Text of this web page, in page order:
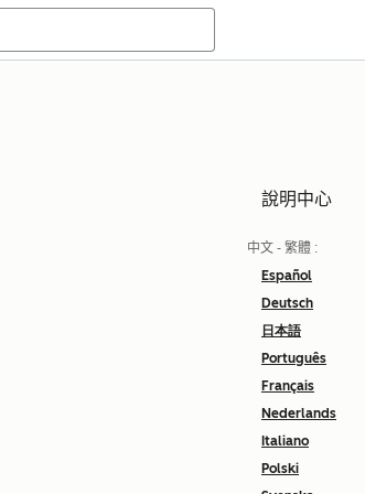
說明中心
中文 - 繁體 :
Español
Deutsch
日本語
Português
Français
Nederlands
Italiano
Polski